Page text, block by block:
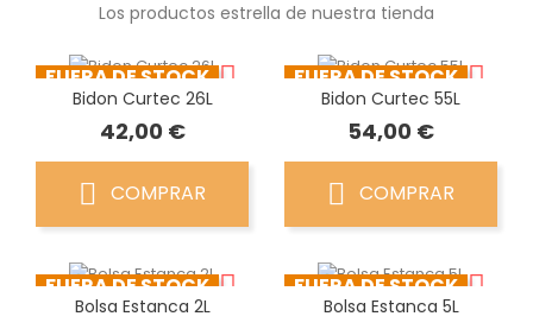
Los productos estrella de nuestra tienda
FUERA DE STOCK
Bidon Curtec 26L
42,00 €Precio
COMPRAR
FUERA DE STOCK
Bidon Curtec 55L
54,00 €Precio
COMPRAR
FUERA DE STOCK
Bolsa Estanca 2L
FUERA DE STOCK
Bolsa Estanca 5L